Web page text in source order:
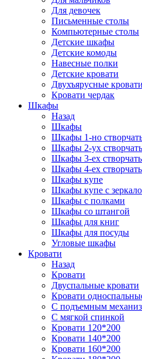
Для девочек
Письменные столы
Компьютерные столы
Детские шкафы
Детские комоды
Навесные полки
Детские кровати
Двухъярусные кровати
Кровати чердак
Шкафы
Назад
Шкафы
Шкафы 1-но
Шкафы 2-ух
Шкафы 3-ех
Шкафы 4-ех
Шкафы купе
Шкафы купе с
Шкафы с полками
Шкафы со штангой
Шкафы для книг
Шкафы для посуды
Угловые шкафы
Кровати
Назад
Кровати
Двуспальные кровати
Кровати
С подъемным
С мягкой спинкой
Кровати 120*200
Кровати 140*200
Кровати 160*200